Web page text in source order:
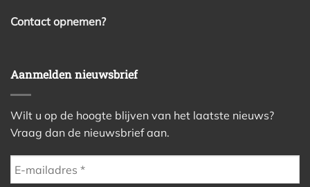
Contact opnemen?
Aanmelden nieuwsbrief
Wilt u op de hoogte blijven van het laatste nieuws?
Vraag dan de nieuwsbrief aan.